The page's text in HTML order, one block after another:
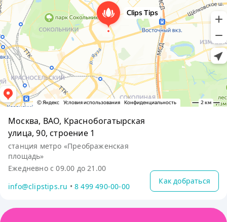
Москва, ВАО, Краснобогатырская
улица, 90, строение 1
станция метро «Преображенская
площадь»
Ежедневно с 09.00 до 21.00
info@clipstips.ru •8 499 490-00-00
Как добраться